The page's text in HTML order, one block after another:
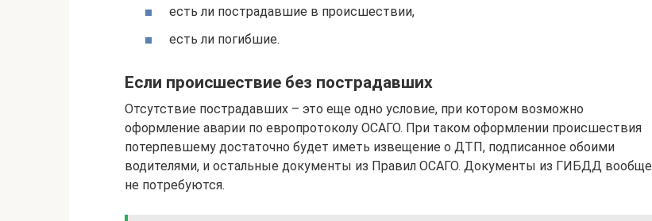
есть ли пострадавшие в происшествии,
есть ли погибшие.
Если происшествие без пострадавших
Отсутствие пострадавших – это еще одно условие, при котором возможно
оформление аварии по европротоколу ОСАГО. При таком оформлении происшествия
потерпевшему достаточно будет иметь извещение о ДТП, подписанное обоими
водителями, и остальные документы из Правил ОСАГО. Документы из ГИБДД вообще
не потребуются.